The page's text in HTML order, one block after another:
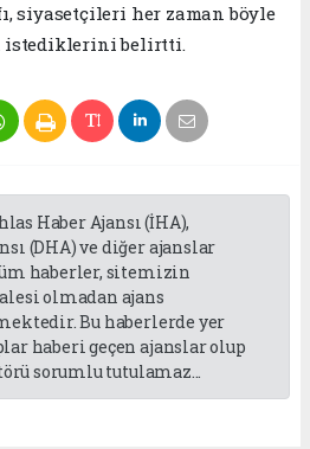
siyasetçileri her zaman böyle
istediklerini belirtti.
Haber Ajansı (İHA),
(DHA) ve diğer ajanslar
haberler, sitemizin
olmadan ajans
Bu haberlerde yer
haberi geçen ajanslar olup
sorumlu tutulamaz...